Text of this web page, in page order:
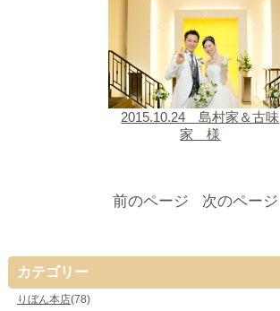
2015.10.24 島村家＆古味
家 様
前のページ
次のページ
カテゴリー
りぼん本店(78)